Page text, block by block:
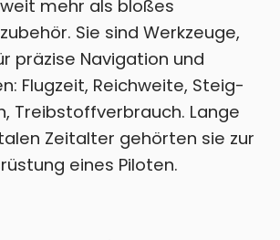
mehr als bloßes
Sie sind Werkzeuge,
präzise Navigation und
Flugzeit, Reichweite, Steig-
Treibstoffverbrauch. Lange
Zeitalter gehörten sie zur
eines Piloten.